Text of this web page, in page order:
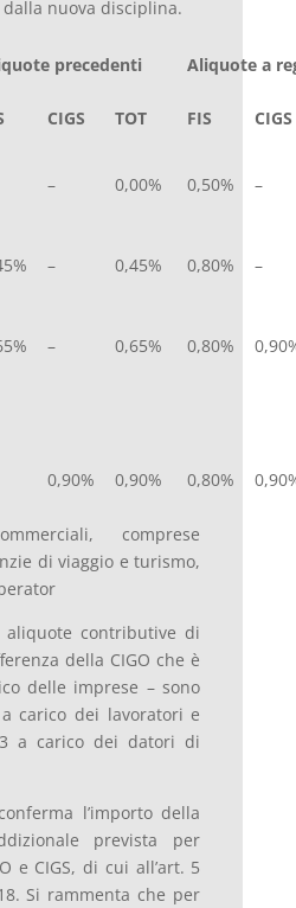
nuova disciplina.
precedenti Aliquote a
CIGS TOT FIS CIGS
– 0,00% 0,50% –
– 0,45% 0,80% –
– 0,65% 0,80%
0,90% 0,90% 0,80%
comprese
di viaggio e turismo,
contributive di
della CIGO che è
delle imprese – sono
carico dei lavoratori e
a carico dei datori di
l’importo della
prevista per
e CIGS, di cui all’art. 5
Si rammenta che per